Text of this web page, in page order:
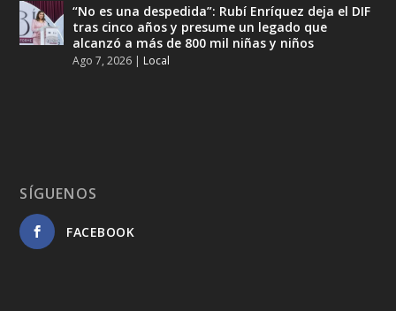
“No es una despedida”: Rubí Enríquez deja el DIF
tras cinco años y presume un legado que
alcanzó a más de 800 mil niñas y niños
Ago 7, 2026 | Local
SÍGUENOS
FACEBOOK